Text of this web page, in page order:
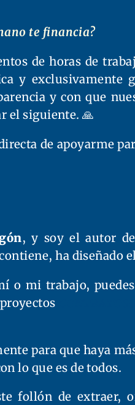
te financia?
de horas de
y
y con que
el siguiente. 🙏
de apoyarme
, y soy el autor
ha diseñado
o mi trabajo,
para que haya
lo que es de todos.
follón de extraer,